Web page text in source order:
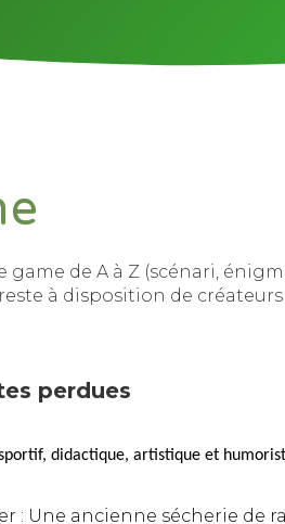
game de A à Z (scénari,
reste à disposition de
perdues
didactique, artistique et
: Une ancienne sécherie de